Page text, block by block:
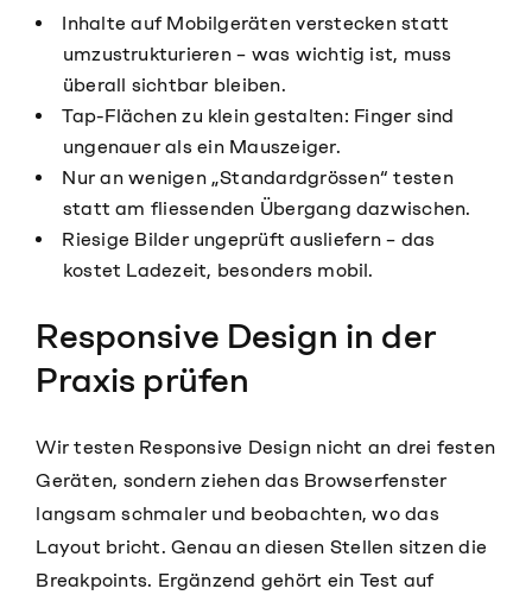
Inhalte auf Mobilgeräten verstecken statt
umzustrukturieren – was wichtig ist, muss
überall sichtbar bleiben.
Tap-Flächen zu klein gestalten: Finger sind
ungenauer als ein Mauszeiger.
Nur an wenigen „Standardgrössen“ testen
statt am fliessenden Übergang dazwischen.
Riesige Bilder ungeprüft ausliefern – das
kostet Ladezeit, besonders mobil.
Responsive Design in der
Praxis prüfen
Wir testen Responsive Design nicht an drei festen
Geräten, sondern ziehen das Browserfenster
langsam schmaler und beobachten, wo das
Layout bricht. Genau an diesen Stellen sitzen die
Breakpoints. Ergänzend gehört ein Test auf